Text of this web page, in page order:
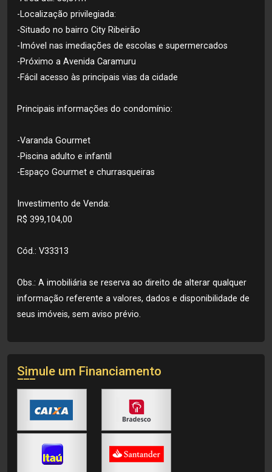
-Localização privilegiada:
-Situado no bairro City Ribeirão
-Imóvel nas imediações de escolas e supermercados
-Próximo a Avenida Caramuru
-Fácil acesso às principais vias da cidade
Principais informações do condomínio:
-Varanda Gourmet
-Piscina adulto e infantil
-Espaço Gourmet e churrasqueiras
Investimento de Venda:
R$ 399,104,00
Cód.: V33313
Obs.: A imobiliária se reserva ao direito de alterar qualquer
informação referente a valores, dados e disponibilidade de
seus imóveis, sem aviso prévio.
Simule um Financiamento